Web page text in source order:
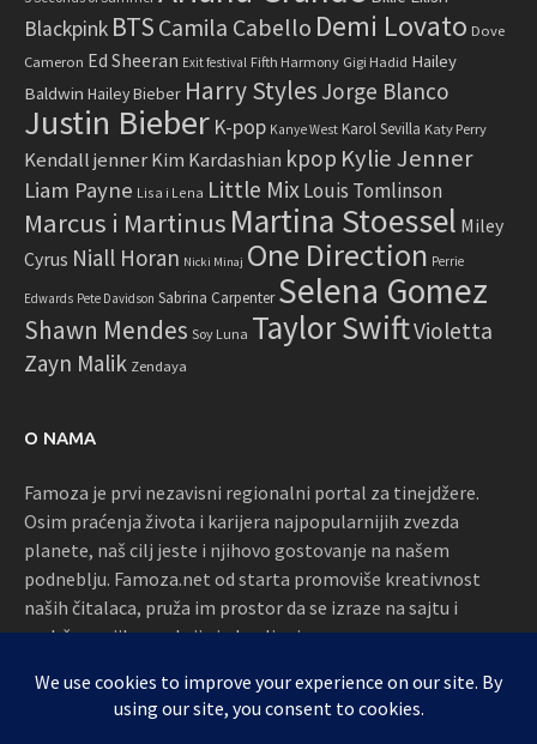
Blackpink BTS Camila Cabello Demi Lovato Dove
Cameron Ed Sheeran Exit festival Fifth Harmony Gigi Hadid Hailey
Baldwin Hailey Bieber Harry Styles Jorge Blanco
Justin Bieber K-pop Kanye West Karol Sevilla Katy Perry
Kendall jenner Kim Kardashian kpop Kylie Jenner
Liam Payne Lisa i Lena Little MixLouis Tomlinson
Marcus i Martinus Martina Stoessel Miley
Cyrus Niall Horan Nicki Minaj One Direction Perrie
Edwards Pete Davidson Sabrina Carpenter Selena Gomez
Shawn Mendes Soy Luna Taylor SwiftVioletta
Zayn Malik Zendaya
O NAMA
Famoza je prvi nezavisni regionalni portal za tinejdžere.
Osim praćenja života i karijera najpopularnijih zvezda
planete, naš cilj jeste i njihovo gostovanje na našem
podneblju. Famoza.net od starta promoviše kreativnost
naših čitalaca, pruža im prostor da se izraze na sajtu i
podržava njihove akcije i okupljanja